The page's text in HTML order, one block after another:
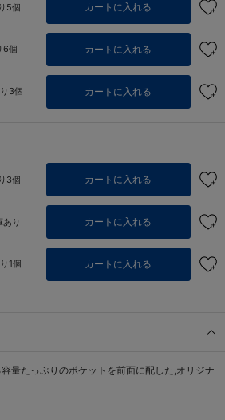
5個 カートに入れる
6個 カートに入れる
3個 カートに入れる
3個 カートに入れる
あり カートに入れる
1個 カートに入れる
量たっぷりのポケットを前面に配した,オリジナ